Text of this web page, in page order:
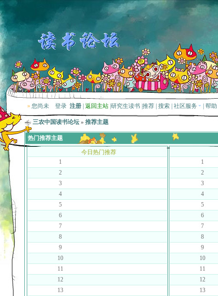
» 您尚未 登录 注册 返回主站 研究生读书 推荐 搜索 社区服务 帮助
三农中国读书论坛 » 推荐主题
热门推荐主题
今日热门推荐
1
2
3
4
5
6
7
8
9
10
11
12
13
1
2
3
4
5
6
7
8
9
10
11
12
13